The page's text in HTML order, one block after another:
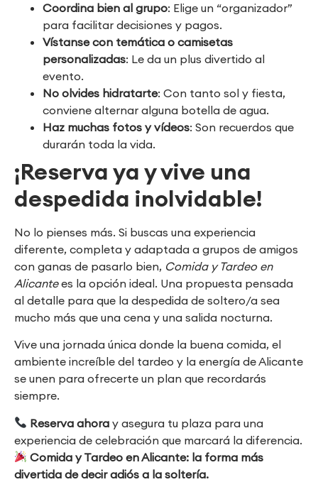
Coordina bien al grupo: Elige un “organizador”
para facilitar decisiones y pagos.
Vístanse con temática o camisetas
personalizadas: Le da un plus divertido al
evento.
No olvides hidratarte: Con tanto sol y fiesta,
conviene alternar alguna botella de agua.
Haz muchas fotos y vídeos: Son recuerdos que
durarán toda la vida.
¡Reserva ya y vive una
despedida inolvidable!
No lo pienses más. Si buscas una experiencia
diferente, completa y adaptada a grupos de amigos
con ganas de pasarlo bien, Comida y Tardeo en
Alicantees la opción ideal. Una propuesta pensada
al detalle para que la despedida de soltero/a sea
mucho más que una cena y una salida nocturna.
Vive una jornada única donde la buena comida, el
ambiente increíble del tardeo y la energía de Alicante
se unen para ofrecerte un plan que recordarás
siempre.
Reserva ahora y asegura tu plaza para una
experiencia de celebración que marcará la diferencia.
Comida y Tardeo en Alicante: la forma más
divertida de decir adiós a la soltería.